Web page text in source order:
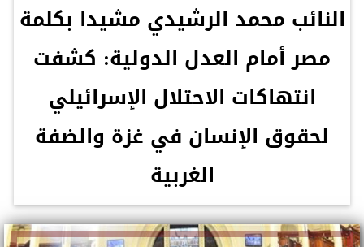
النائب محمد الرشيدي مشيدا بكلمة
مصر أمام العدل الدولية: كشفت
انتهاكات الاحتلال الإسرائيلي
لحقوق الإنسان في غزة والضفة
الغربية